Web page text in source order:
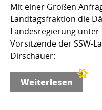
Mit einer Großen
Landtagsfraktion die
Landesregierung
Vorsitzende der SSW-
Dirschauer:
Weiterlesen